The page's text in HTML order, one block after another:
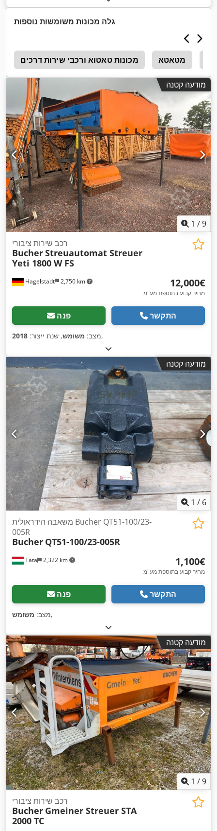
גלה מכונות משומשות נוספות
מכונות טאטוא ורכבי שירות דרכים מטאטא
מודעה קטנה
1 /9
Hagelstadt 2,750 km
רכב שירות ציבורי
BucherStreuautomat Streuer
Yeti 1800 W FS
‏12,000 ‏€
מחיר קבוע בתוספת מע"מ
פנה התקשר
מצב: משומש, שנת ייצור: 2018 ,
מודעה קטנה
1 / 6
Tata 2,322 km
משאבה הידראולית Bucher QT51-100/23-
005R
Bucher QT51-100/23-005R
‏1,100 ‏€
מחיר קבוע בתוספת מע"מ
פנה התקשר
מצב: משומש ,
מודעה קטנה
1 /9
רכב שירות ציבורי
Bucher Gmeiner Streuer STA
2000 TC